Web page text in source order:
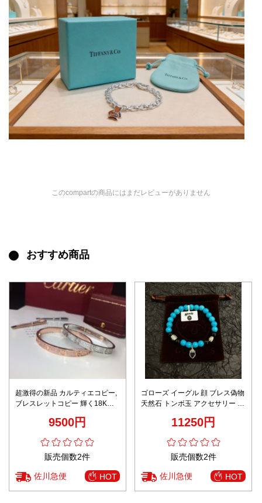
このcompartの商品にはまだレビューがありません
おすすめ商品
超激得の新品 カルティエコピー,
ブレスレットコピー 輝く18Kゴ
9500円
販売個数2件
佐川急便 HOT
ゴローズ イーグル 顔 ブレス偽物
天然石 トンボ玉 アクセサリー ブ
11250円
販売個数2件
佐川急便 HOT